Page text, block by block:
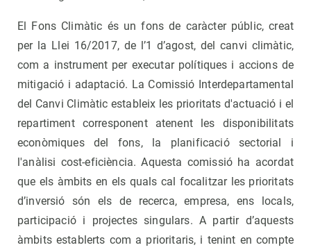
El Fons Climàtic és un fons de caràcter públic, creat
per la Llei 16/2017, de l’1 d’agost, del canvi climàtic,
com a instrument per executar polítiques i accions de
mitigació i adaptació. La Comissió Interdepartamental
del Canvi Climàtic estableix les prioritats d'actuació i el
repartiment corresponent atenent les disponibilitats
econòmiques del fons, la planificació sectorial i
l'anàlisi cost-eficiència. Aquesta comissió ha acordat
que els àmbits en els quals cal focalitzar les prioritats
d’inversió són els de recerca, empresa, ens locals,
participació i projectes singulars. A partir d’aquests
àmbits establerts com a prioritaris, i tenint en compte